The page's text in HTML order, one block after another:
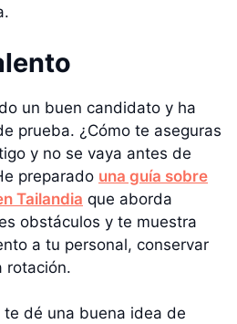
un buen candidato y ha
prueba. ¿Cómo te aseguras
y no se vaya antes de
preparado una guía sobre
Tailandia que aborda
obstáculos y te muestra
a tu personal, conservar
rotación.
dé una buena idea de